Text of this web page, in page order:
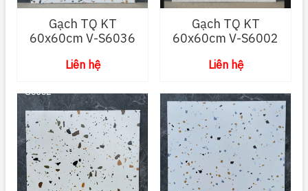
Gạch TQ KT
60x60cm V-S6036
Liên hệ
Gạch TQ KT
60x60cm V-S6002
Liên hệ